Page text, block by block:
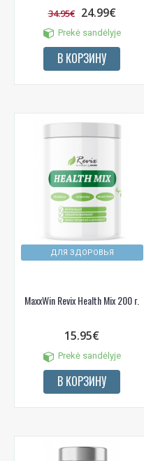
34.95€ 24.99€
Prekė sandėlyje
В КОРЗИНУ
ДЛЯ ЗДОРОВЬЯ
MaxxWin Revix Health Mix 200 г.
15.95€
Prekė sandėlyje
В КОРЗИНУ